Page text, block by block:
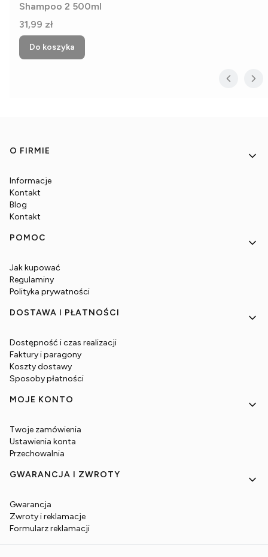
Shampoo 2 500ml
Cena
31,99 zł
Do koszyka
Linki w stopce
O FIRMIE
Informacje
Kontakt
Blog
Kontakt
POMOC
Jak kupować
Regulaminy
Polityka prywatności
DOSTAWA I PŁATNOŚCI
Dostępność i czas realizacji
Faktury i paragony
Koszty dostawy
Sposoby płatności
MOJE KONTO
Twoje zamówienia
Ustawienia konta
Przechowalnia
GWARANCJA I ZWROTY
Gwarancja
Zwroty i reklamacje
Formularz reklamacji